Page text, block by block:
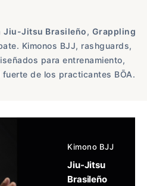
Jiu-Jitsu Brasileño, Grappling
Kimonos BJJ, rashguards,
para entrenamiento,
de los practicantes BŌA.
Kimono BJJ
Jiu-Jitsu
Brasileño